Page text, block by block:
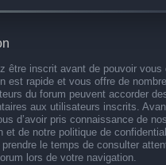
être inscrit avant de pouvoir vous
est rapide et vous offre de
du forum peuvent accorder
aux utilisateurs inscrits.
d’avoir pris connaissance de
et de notre politique de
prendre le temps de consulter
lors de votre navigation.